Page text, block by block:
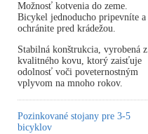
Možnosť kotvenia do zeme.
Bicykel jednoducho pripevníte a
ochránite pred krádežou.
Stabilná konštrukcia, vyrobená z
kvalitného kovu, ktorý zaisťuje
odolnosť voči poveternostným
vplyvom na mnoho rokov.
Pozinkované stojany pre 3-5
bicyklov